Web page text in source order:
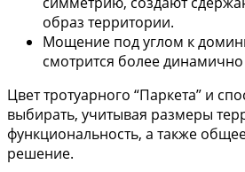
образ территории.
Мощение под углом к
смотрится более
Цвет тротуарного “Паркета” и
выбирать, учитывая размеры
функциональность, а также
решение.